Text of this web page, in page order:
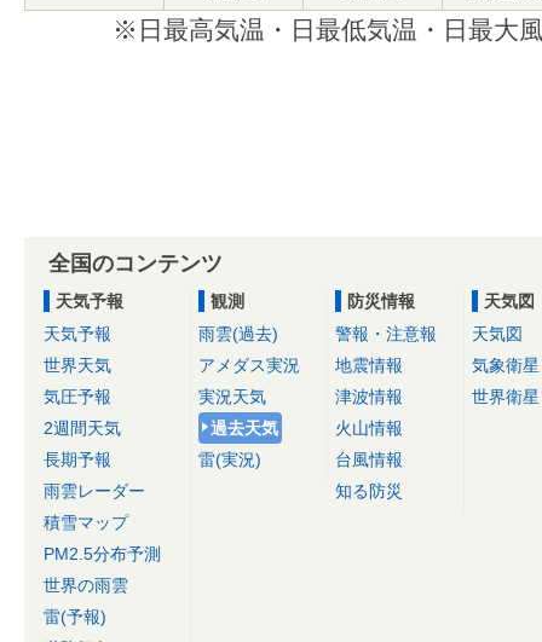
※日最高気温・日最低気温・日最大
全国のコンテンツ
天気予報
天気予報
世界天気
気圧予報
2週間天気
長期予報
雨雲レーダー
積雪マップ
PM2.5分布予測
世界の雨雲
雷(予報)
観測
雨雲(過去)
アメダス実況
実況天気
過去天気
雷(実況)
防災情報
警報・注意報
地震情報
津波情報
火山情報
台風情報
知る防災
天気図
天気図
気象衛星
世界衛星